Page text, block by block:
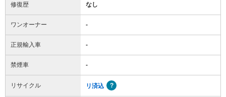
修復歴 なし
ワンオーナー -
正規輸入車 -
禁煙車 -
リサイクル リ済込